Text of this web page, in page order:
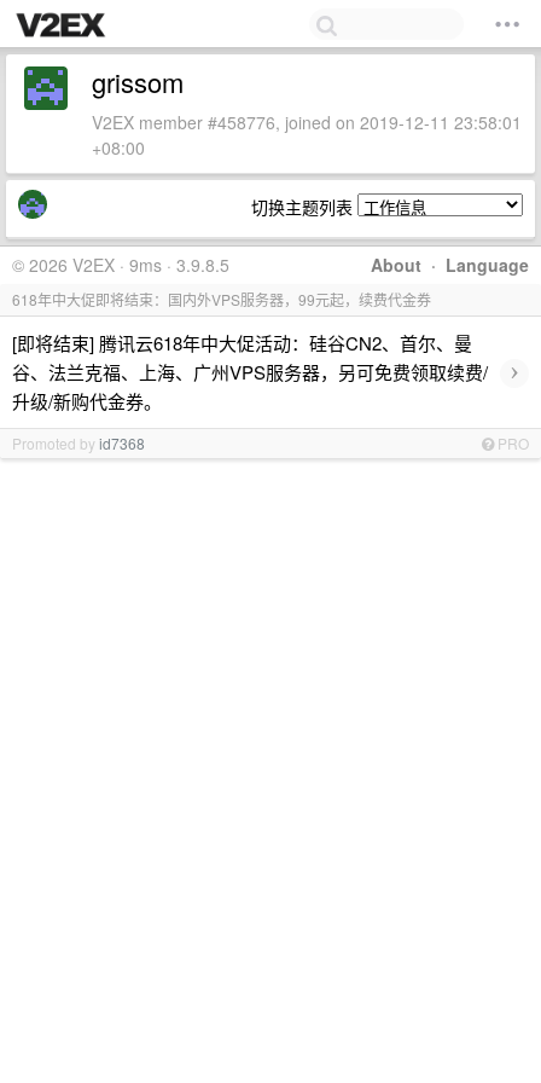
grissom
V2EX member #458776, joined on 2019-12-11 23:58:01
+08:00
切换主题列表
About · Language
© 2026 V2EX · 9ms · 3.9.8.5
618年中大促即将结束：国内外VPS服务器，99元起，续费代金券
[即将结束] 腾讯云618年中大促活动：硅谷CN2、首尔、曼
谷、法兰克福、上海、广州VPS服务器，另可免费领取续费/
升级/新购代金券。
›
Promoted byid7368 PRO